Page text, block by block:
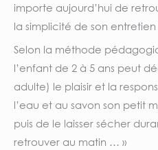
importe aujourd’hui de
la simplicité de son entretien
Selon la méthode
l’enfant de 2 à 5 ans peut
adulte) le plaisir et la
l’eau et au savon son petit
puis de le laisser sécher
retrouver au matin … »